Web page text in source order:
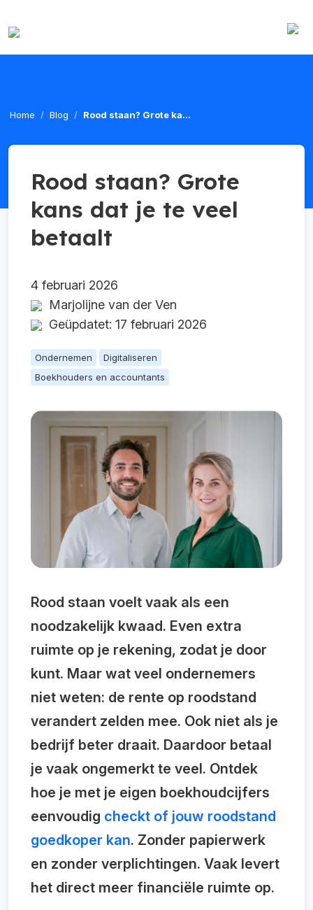
Home Blog Rood staan? Grote ka...
Rood staan? Grote
kans dat je te veel
betaalt
4 februari 2026
Marjolijne van der Ven
Geüpdatet: 17 februari 2026
Ondernemen
Digitaliseren
Boekhouders en accountants
Rood staan voelt vaak als een
noodzakelijk kwaad. Even extra
ruimte op je rekening, zodat je door
kunt. Maar wat veel ondernemers
niet weten: de rente op roodstand
verandert zelden mee. Ook niet als je
bedrijf beter draait. Daardoor betaal
je vaak ongemerkt te veel. Ontdek
hoe je met je eigen boekhoudcijfers
eenvoudig checkt of jouw roodstand
goedkoper kan. Zonder papierwerk
en zonder verplichtingen. Vaak levert
het direct meer financiële ruimte op.